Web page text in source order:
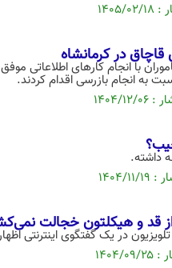
با انجام کارهای اطلاعاتی
به انجام بازرسی اقدام کردند.
داشته.
قد و هیکلتون خجالت
در یک گفتگوی اینترنتی